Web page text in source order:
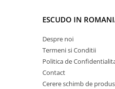
ESCUDO IN
Despre noi
Termeni si Conditii
Politica de
Contact
Cerere schimb de